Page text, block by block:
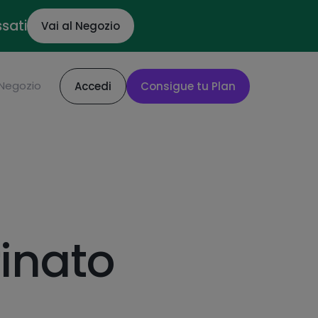
Vai al Negozio
Accedi Consigue tu Plan